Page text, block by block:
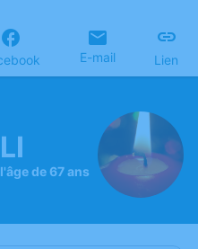
E-mail Lien
de 67 ans